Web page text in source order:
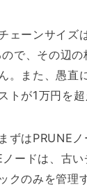
ェーンサイズ
で、その辺の
。また、愚直
トが1万円を超
ずはPRUNE
ノードは、古
クのみを管理